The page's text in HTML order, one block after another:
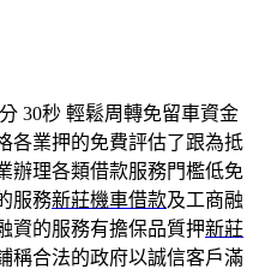
30秒 輕鬆周轉免留車資金
各業押的免費評估了跟為抵
辦理各類借款服務門檻低免
服務新莊機車借款及工商融
資的服務有擔保品質押新莊
稱合法的政府以誠信客戶滿